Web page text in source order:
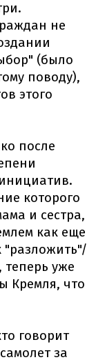
не
(было
поводу),
этого
после
которого
и сестра,
как еще
"разложить"/
уже
Кремля, что
говорит
за